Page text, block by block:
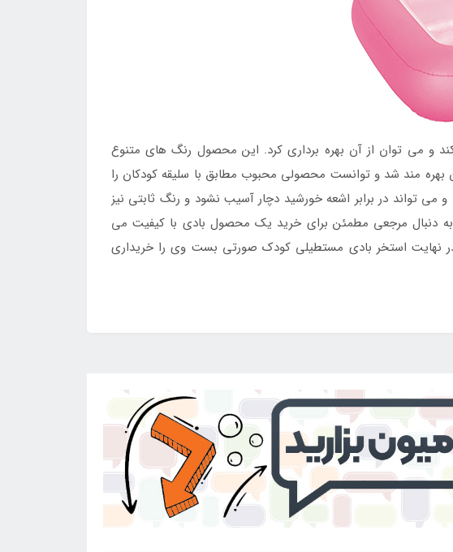
و می توان از آن بهره برداری کرد. این محصول رنگ های متنوع
بهره مند شد و توانست محصولی محبوب مطابق با سلیقه کودکان را
و می تواند در برابر اشعه خورشید دچار آسیب نشود و رنگ ثابتی نیز
دنبال مرجعی مطمئن برای خرید یک محصول بادی با کیفیت می
در نهایت استخر بادی مستطیلی کودک صورتی بست وی را خریداری